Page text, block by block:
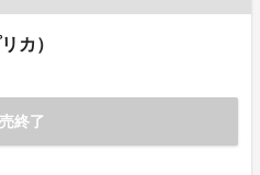
カ）
終了